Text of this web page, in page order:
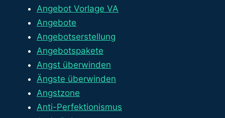
Angebot Vorlage VA
Angebote
Angebotserstellung
Angebotspakete
Angst überwinden
Ängste überwinden
Angstzone
Anti-Perfektionismus